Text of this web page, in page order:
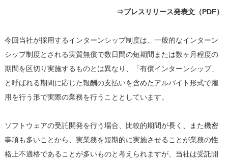
⇒プレスリリース発表文（PDF）
今回当社が採用するインターンシップ制度は、一般的なインターン
シップ制度とされる実質無償で数日間の短期間または数ヶ月程度の
期間を区切り実施するものとは異なり、「有償インターンシップ」
と呼ばれる期間に応じた報酬の支払いを含めたアルバイト形式で雇
用を行う形で実際の業務を行うこととしています。
ソフトウェアの受託開発を行う場合、比較的期間が長く、また機密
事項も多いことから、実業務を短期的に実施させることが業務の性
格上不適格であることが多いものと考えられますが、当社は受託開